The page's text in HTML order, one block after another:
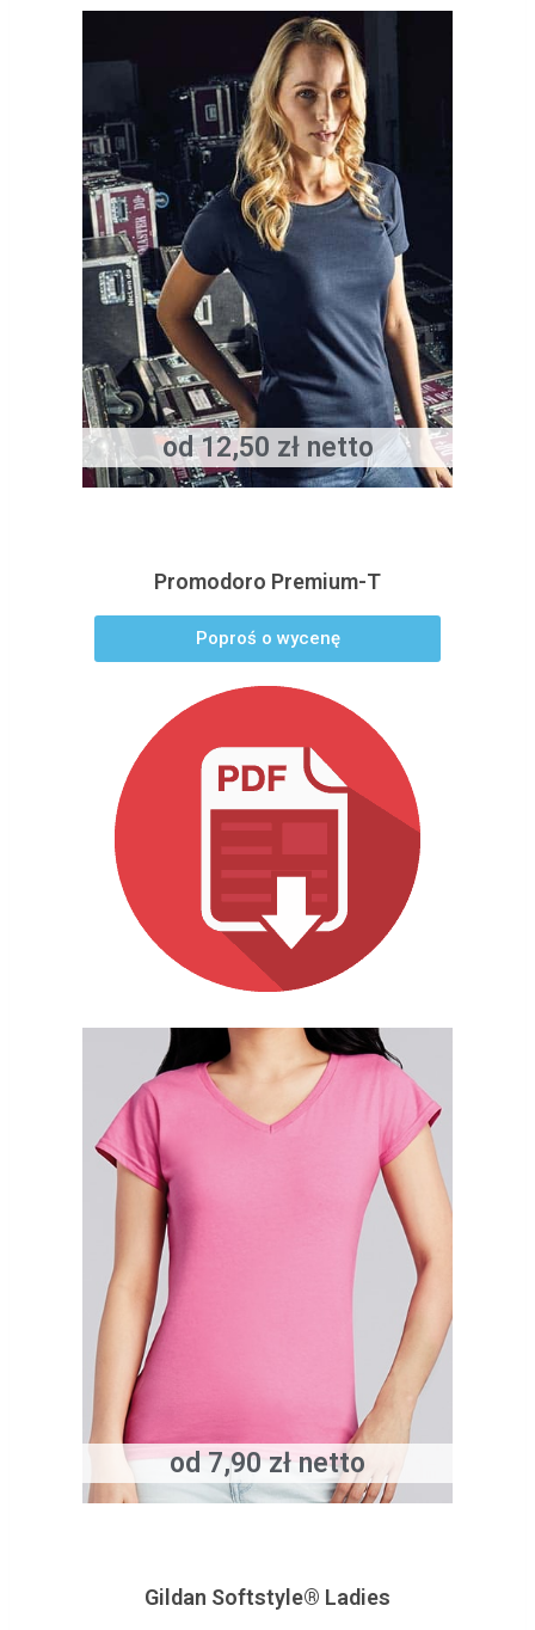
od 12,50 zł netto
Promodoro Premium-T
Poproś o wycenę
od 7,90 zł netto
Gildan Softstyle® Ladies